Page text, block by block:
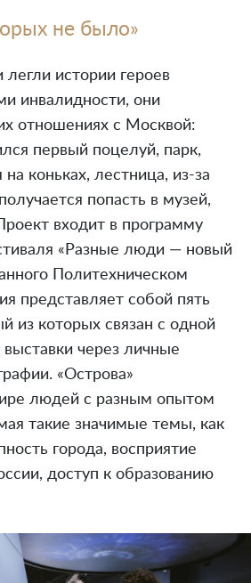
не было»
легли истории героев
инвалидности, они
отношениях с Москвой:
первый поцелуй, парк,
коньках, лестница, из-за
попасть в музей,
входит в программу
«Разные люди — новый
Политехническом
представляет собой пять
из которых связан с одной
выставки через личные
«Острова»
людей с разным опытом
такие значимые темы, как
города, восприятие
доступ к образованию